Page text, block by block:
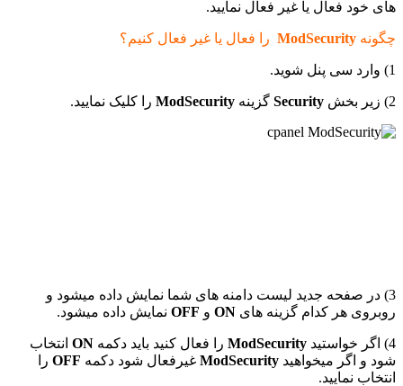
های خود فعال یا غیر فعال نمایید.
چگونه ModSecurity را فعال یا غیر فعال کنیم؟
1) وارد سی پنل شوید.
2) زیر بخش Security گزینه ModSecurity را کلیک نمایید.
3) در صفحه جدید لیست دامنه های شما نمایش داده میشود و
روبروی هر کدام گزینه های ON و OFF نمایش داده میشود.
4) اگر خواستید ModSecurity را فعال کنید باید دکمه ON انتخاب
شود و اگر میخواهید ModSecurity غیرفعال شود دکمه OFF را
انتخاب نمایید.